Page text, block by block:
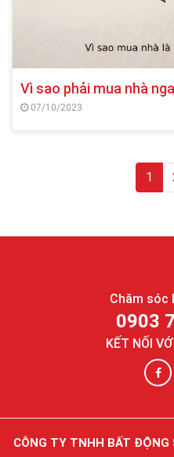
Vì sao phải mua nhà
07/10/2023
1
CÔNG TY TNHH BẤT ĐỘNG
Chăm sóc
0903
KẾT NỐI